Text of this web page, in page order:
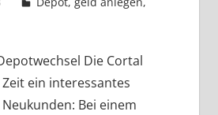
Die Cortal
ein interessantes
Bei einem